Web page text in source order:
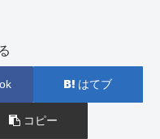
はてブ
コピー